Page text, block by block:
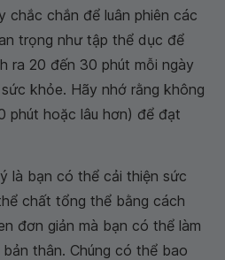
chắc chắn để luân phiên các
trọng như tập thể dục để
ra 20 đến 30 phút mỗi ngày
khỏe. Hãy nhớ rằng không
phút hoặc lâu hơn) để đạt
là bạn có thể cải thiện sức
chất tổng thể bằng cách
đơn giản mà bạn có thể làm
thân. Chúng có thể bao